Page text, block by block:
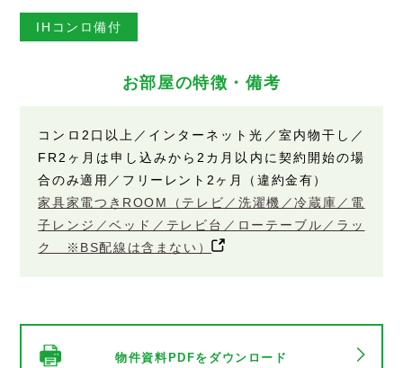
IHコンロ備付
お部屋の特徴・備考
コンロ2口以上／インターネット光／室内物干し／
FR2ヶ月は申し込みから2カ月以内に契約開始の場
合のみ適用／フリーレント2ヶ月（違約金有）
家具家電つきROOM（テレビ／洗濯機／冷蔵庫／電
子レンジ／ベッド／テレビ台／ローテーブル／ラッ
ク ※BS配線は含まない）
物件資料PDFをダウンロード